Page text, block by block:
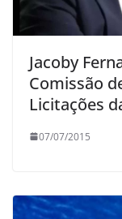
Jacoby
Comissão
Licitações
07/07/2015